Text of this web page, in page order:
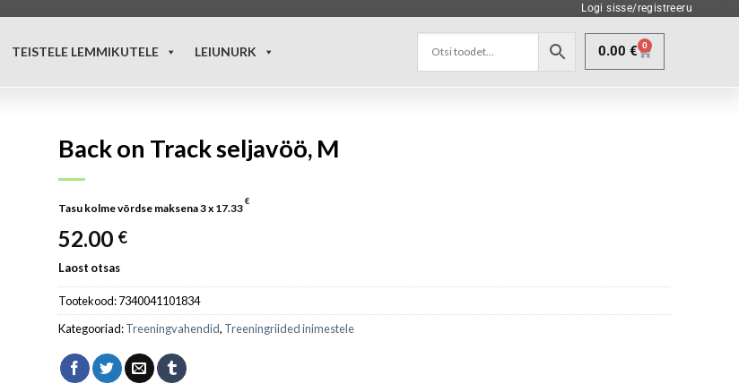
Logi sisse/registreeru
TEISTELE LEMMIKUTELE LEIUNURK 0.00 € 0
Back on Track seljavöö, M
Tasu kolme võrdse maksena 3 x 17.33
€
52.00 €
Laost otsas
Tootekood:7340041101834
Kategooriad:Treeningvahendid, Treeningriided inimestele